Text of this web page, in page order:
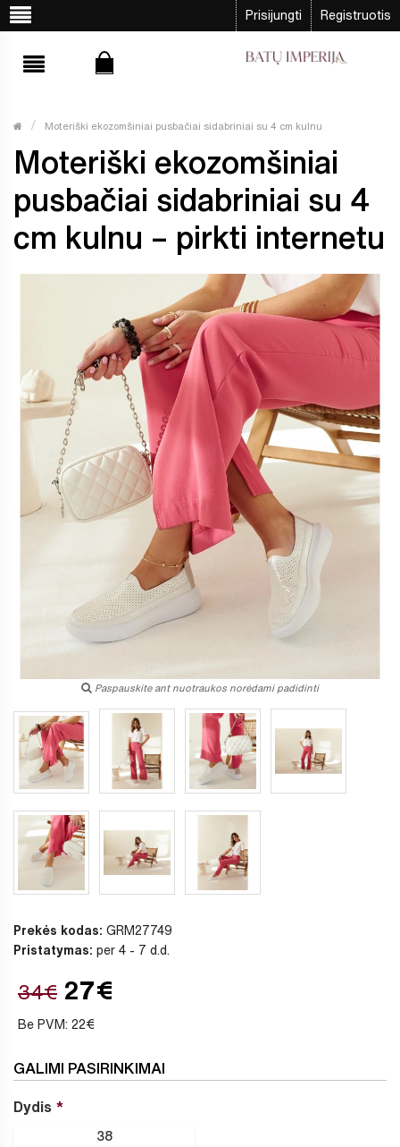
Prisijungti Registruotis
Moteriški ekozomšiniai pusbačiai sidabriniai su 4 cm kulnu
Moteriški ekozomšiniai
pusbačiai sidabriniai su 4
cm kulnu – pirkti internetu
Paspauskite ant nuotraukos norėdami padidinti
Prekės kodas: GRM27749
Pristatymas: per 4 - 7 d.d.
34€ 27€
Be PVM: 22€
GALIMI PASIRINKIMAI
Dydis
38